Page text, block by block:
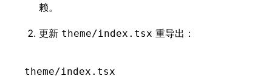
赖。
更新 theme/index.tsx 重导出：
theme/index.tsx